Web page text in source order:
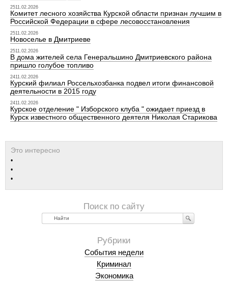
2511.02.2026
Комитет лесного хозяйства Курской области признан лучшим в
Российской Федерации в сфере лесовосстановления
2511.02.2026
Новоселье в Дмитриеве
2511.02.2026
В дома жителей села Генеральшино Дмитриевского района
пришло голубое топливо
2411.02.2026
Курский филиал Россельхозбанка подвел итоги финансовой
деятельности в 2015 году
2411.02.2026
Курское отделение " Изборского клуба " ожидает приезд в
Курск известного общественного деятеля Николая Старикова
Найти
События недели
Криминал
Экономика